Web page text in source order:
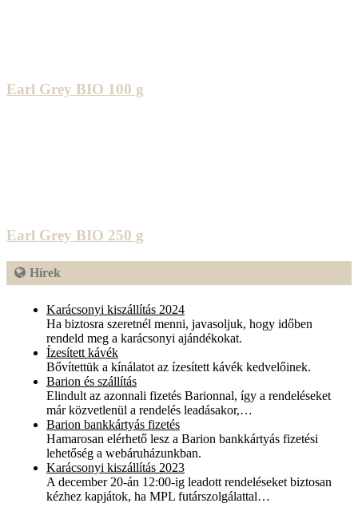
Earl Grey BIO 100 g
Earl Grey BIO 250 g
Hírek
Karácsonyi kiszállítás 2024
Ha biztosra szeretnél menni, javasoljuk, hogy időben
rendeld meg a karácsonyi ajándékokat.
Ízesített kávék
Bővítettük a kínálatot az ízesített kávék kedvelőinek.
Barion és szállítás
Elindult az azonnali fizetés Barionnal, így a rendeléseket
már közvetlenül a rendelés leadásakor,…
Barion bankkártyás fizetés
Hamarosan elérhető lesz a Barion bankkártyás fizetési
lehetőség a webáruházunkban.
Karácsonyi kiszállítás 2023
A december 20-án 12:00-ig leadott rendeléseket biztosan
kézhez kapjátok, ha MPL futárszolgálattal…